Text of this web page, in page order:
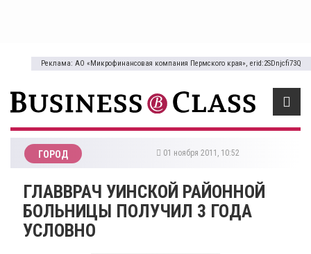
Реклама: АО «Микрофинансовая компания Пермского края», erid:2SDnjcfi73Q
ГОРОД 01 ноября 2011, 10:52
ГЛАВВРАЧ УИНСКОЙ РАЙОННОЙ
БОЛЬНИЦЫ ПОЛУЧИЛ 3 ГОДА
УСЛОВНО